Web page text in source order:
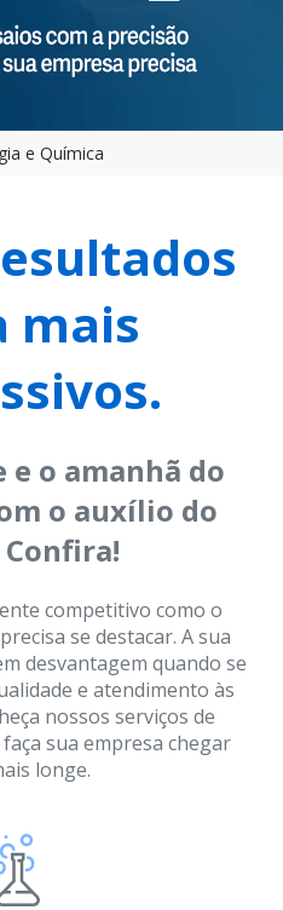
e Química
mais
e o amanhã do
o auxílio do
Confira!
competitivo como o
se destacar. A sua
desvantagem quando se
e atendimento às
nossos serviços de
sua empresa chegar
longe.